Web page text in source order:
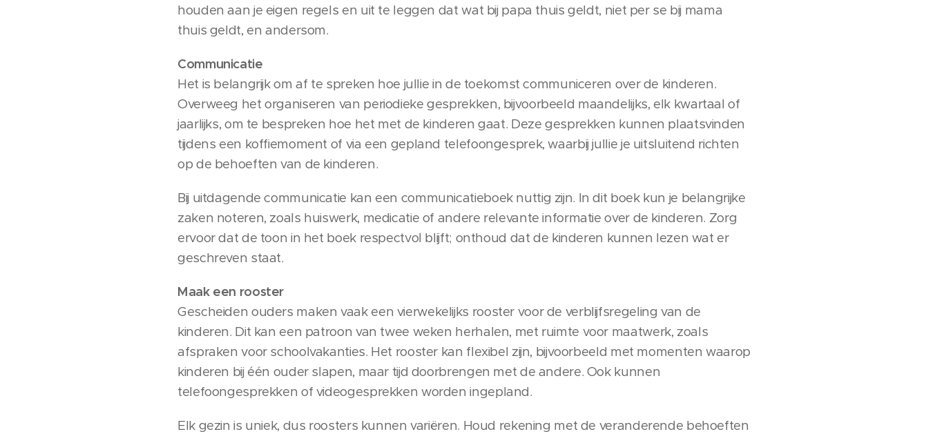
houden aan je eigen regels en uit te leggen dat wat bij papa thuis geldt, niet per se bij mama
thuis geldt, en andersom.
Communicatie
Het is belangrijk om af te spreken hoe jullie in de toekomst communiceren over de kinderen.
Overweeg het organiseren van periodieke gesprekken, bijvoorbeeld maandelijks, elk kwartaal of
jaarlijks, om te bespreken hoe het met de kinderen gaat. Deze gesprekken kunnen plaatsvinden
tijdens een koffiemoment of via een gepland telefoongesprek, waarbij jullie je uitsluitend richten
op de behoeften van de kinderen.
Bij uitdagende communicatie kan een communicatieboek nuttig zijn. In dit boek kun je belangrijke
zaken noteren, zoals huiswerk, medicatie of andere relevante informatie over de kinderen. Zorg
ervoor dat de toon in het boek respectvol blijft; onthoud dat de kinderen kunnen lezen wat er
geschreven staat.
Maak een rooster
Gescheiden ouders maken vaak een vierwekelijks rooster voor de verblijfsregeling van de
kinderen. Dit kan een patroon van twee weken herhalen, met ruimte voor maatwerk, zoals
afspraken voor schoolvakanties. Het rooster kan flexibel zijn, bijvoorbeeld met momenten waarop
kinderen bij één ouder slapen, maar tijd doorbrengen met de andere. Ook kunnen
telefoongesprekken of videogesprekken worden ingepland.
Elk gezin is uniek, dus roosters kunnen variëren. Houd rekening met de veranderende behoeften